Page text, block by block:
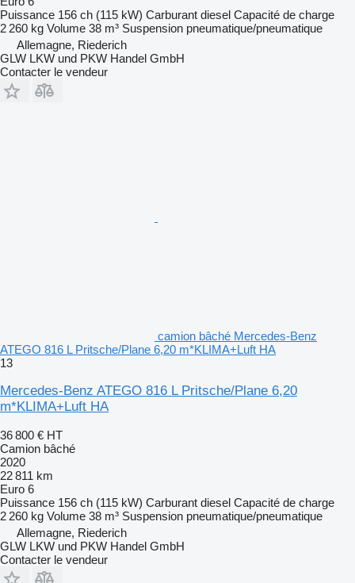
Puissance 156 ch (115 kW) Carburant diesel Capacité de charge
2 260 kg Volume 38 m³ Suspension pneumatique/pneumatique
Allemagne, Riederich
GLW LKW und PKW Handel GmbH
Contacter le vendeur
camion bâché Mercedes-Benz
ATEGO 816 L Pritsche/Plane 6,20 m*KLIMA+Luft HA
13
Mercedes-Benz ATEGO 816 L Pritsche/Plane 6,20
m*KLIMA+Luft HA
36 800 € HT
Camion bâché
2020
22 811 km
Euro 6
Puissance 156 ch (115 kW) Carburant diesel Capacité de charge
2 260 kg Volume 38 m³ Suspension pneumatique/pneumatique
Allemagne, Riederich
GLW LKW und PKW Handel GmbH
Contacter le vendeur